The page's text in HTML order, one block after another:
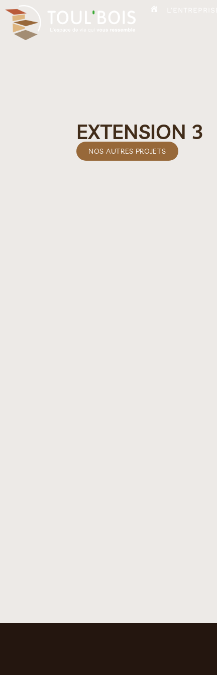
ACCUEIL
L’ENTREPRISE
EXTENSION 3
NOS AUTRES PROJETS